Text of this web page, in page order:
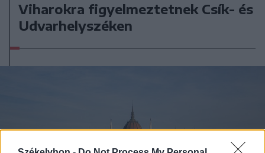
Viharokra figyelmeztetnek Csík- és
Udvarhelyszéken